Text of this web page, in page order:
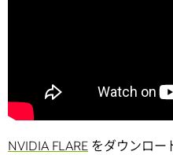
NVIDIA FLARE をダウンロー